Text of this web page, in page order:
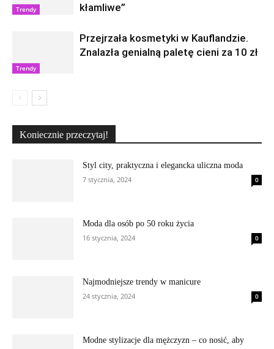
Trendy
kłamliwe”
Trendy
Przejrzała kosmetyki w Kauflandzie.
Znalazła genialną paletę cieni za 10 zł
Koniecznie przeczytaj!
Styl city, praktyczna i elegancka uliczna moda
7 stycznia, 2024
0
Moda dla osób po 50 roku życia
16 stycznia, 2024
0
Najmodniejsze trendy w manicure
24 stycznia, 2024
0
Modne stylizacje dla mężczyzn – co nosić, aby